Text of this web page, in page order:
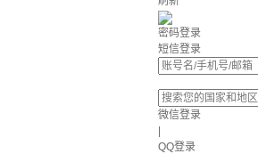
密码登录
短信登录
微信登录
QQ登录